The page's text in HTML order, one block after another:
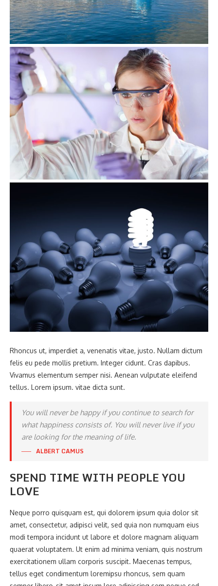
Rhoncus ut, imperdiet a, venenatis vitae, justo. Nullam dictum
felis eu pede mollis pretium. Integer cidunt. Cras dapibus.
Vivamus elementum semper nisi. Aenean vulputate eleifend
tellus. Lorem ipsum. vitae dicta sunt.
You will never be happy if you continue to search for
what happiness consists of. You will never live if you
are looking for the meaning of life.
ALBERT CAMUS
SPEND TIME WITH PEOPLE YOU
LOVE
Neque porro quisquam est, qui dolorem ipsum quia dolor sit
amet, consectetur, adipisci velit, sed quia non numquam eius
modi tempora incidunt ut labore et dolore magnam aliquam
quaerat voluptatem. Ut enim ad minima veniam, quis nostrum
exercitationem ullam corporis suscipit. Maecenas tempus,
tellus eget condimentum loremipsu rhoncus, sem quam